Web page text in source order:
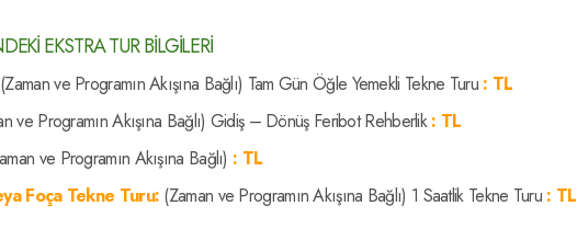
EKSTRA TUR BİLGİLERİ
(Zaman ve Programın Akışına Bağlı) Tam Gün Öğle Yemekli Tekne Turu : TL
ve Programın Akışına Bağlı) Gidiş – Dönüş Feribot Rehberlik: TL
ve Programın Akışına Bağlı) : TL
Foça Tekne Turu: (Zaman ve Programın Akışına Bağlı) 1 Saatlik Tekne Turu : TL